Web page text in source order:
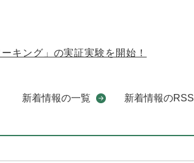
キング」の実証実験を開始！
新着情報の一覧 新着情報のRSS